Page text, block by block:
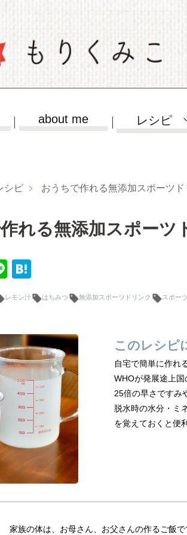
about me レシピ
シピ おうちで作れる無添加スポーツド
れる無添加スポーツ
Li
e
at
e
a
レモン汁 はちみつ 無添加スポーツドリンク スポー
このレシピ
自宅で簡単に作れ
WHOが発展途上
25倍の早さですみ
脱水時の水分・ミ
を覚えておくと便
家族の体は、お母さん、お父さんの作るご飯